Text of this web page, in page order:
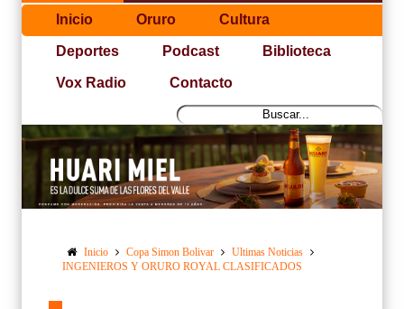
Inicio Oruro Cultura
Deportes Podcast Biblioteca
Vox Radio Contacto
Inicio Copa Simon Bolivar
Ultimas Noticias
INGENIEROS Y ORURO ROYAL CLASIFICADOS